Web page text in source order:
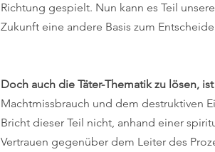
Richtung gespielt. Nun kann es Teil
Zukunft eine andere Basis zum
Doch auch die Täter-Thematik zu lösen,
Machtmissbrauch und dem destruktiven
Bricht dieser Teil nicht, anhand einer
Vertrauen gegenüber dem Leiter des